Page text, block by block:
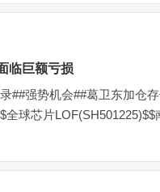
临巨额亏损
##强势机会##葛卫东加仓
全球芯片